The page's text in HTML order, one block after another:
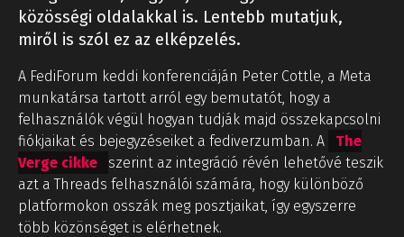
közösségi oldalakkal is. Lentebb mutatjuk,
miről is szól ez az elképzelés.
A FediForum keddi konferenciáján Peter Cottle, a Meta
munkatársa tartott arról egy bemutatót, hogy a
felhasználók végül hogyan tudják majd összekapcsolni
fiókjaikat és bejegyzéseiket a fediverzumban. A
The
Verge cikke
szerint az integráció révén lehetővé teszik
azt a Threads felhasználói számára, hogy különböző
platformokon osszák meg posztjaikat, így egyszerre
több közönséget is elérhetnek.